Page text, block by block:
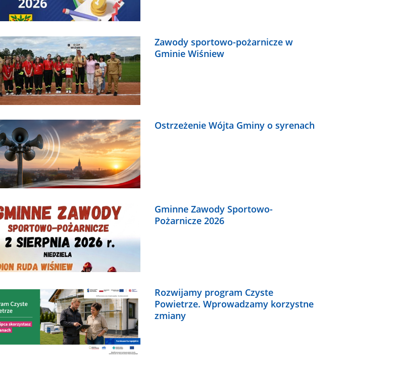
Zawody sportowo-pożarnicze w
Gminie Wiśniew
Ostrzeżenie Wójta Gminy o syrenach
Gminne Zawody Sportowo-
Pożarnicze 2026
Rozwijamy program Czyste
Powietrze. Wprowadzamy korzystne
zmiany